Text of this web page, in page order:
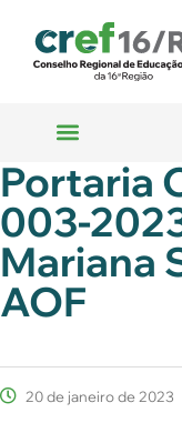
Portaria
003-
Mariana
AOF
20 de janeiro de 2023